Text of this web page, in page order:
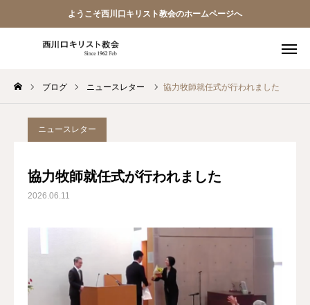
ようこそ西川口キリスト教会のホームページへ
ブログ ニュースレター 協力牧師就任式が行われました
ニュースレター
協力牧師就任式が行われました
2026.06.11
教会員ページ
ようこそ桜並木の教会へ
西川口キリスト教会 信仰告白
【アーカイブ】朗読 『一日の発見 -365日の黙想-』